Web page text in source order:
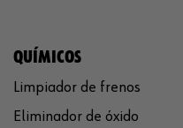
QUÍMICOS
Limpiador de frenos
Eliminador de óxido